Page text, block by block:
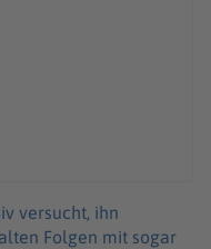
versucht, ihn
Folgen mit sogar